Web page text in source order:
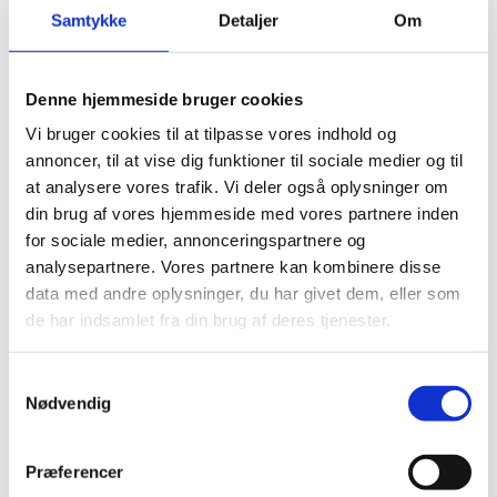
Samtykke Detaljer Om
Denne hjemmeside bruger cookies
Vi bruger cookies til at tilpasse vores indhold og
annoncer, til at vise dig funktioner til sociale medier og til
at analysere vores trafik. Vi deler også oplysninger om
din brug af vores hjemmeside med vores partnere inden
for sociale medier, annonceringspartnere og
analysepartnere. Vores partnere kan kombinere disse
data med andre oplysninger, du har givet dem, eller som
de har indsamlet fra din brug af deres tjenester.
Nødvendig
Præferencer
sammenlægning af de to tidligere
smådyrspraksis i Varde, og i 2017 blev
beskæftiger 42 medarbejdere.
Han nævner også, at det i langt højere grad nu
bliver italesat, at det er vigtigt, at man tager
sig af sig selv. At man har ledelsens opbakning
til, at man bliver hjemme, hvis man er syg, eller
at man kan få hjælp, hvis man ikke trives. Det
Marianne supplerer:
- Det gælder om at skabe en kultur, hvor man